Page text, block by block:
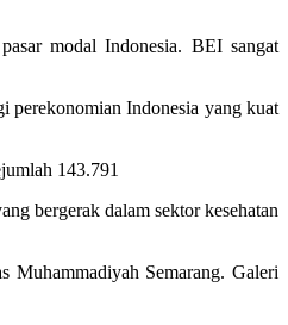
modal Indonesia. BEI sangat
perekonomian Indonesia yang kuat
143.791
bergerak dalam sektor kesehatan
Muhammadiyah Semarang. Galeri